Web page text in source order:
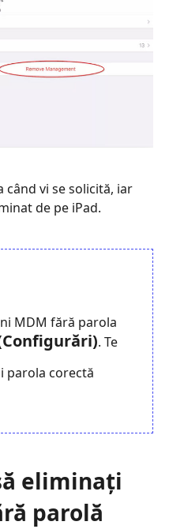
vi se solicită, iar
de pe iPad.
MDM fără parola
. Te
parola corectă
eliminați
parolă